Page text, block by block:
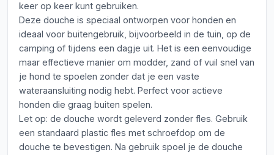
keer op keer kunt gebruiken.
Deze douche is speciaal ontworpen voor honden en
ideaal voor buitengebruik, bijvoorbeeld in de tuin, op de
camping of tijdens een dagje uit. Het is een eenvoudige
maar effectieve manier om modder, zand of vuil snel van
je hond te spoelen zonder dat je een vaste
wateraansluiting nodig hebt. Perfect voor actieve
honden die graag buiten spelen.
Let op: de douche wordt geleverd zonder fles. Gebruik
een standaard plastic fles met schroefdop om de
douche te bevestigen. Na gebruik spoel je de douche